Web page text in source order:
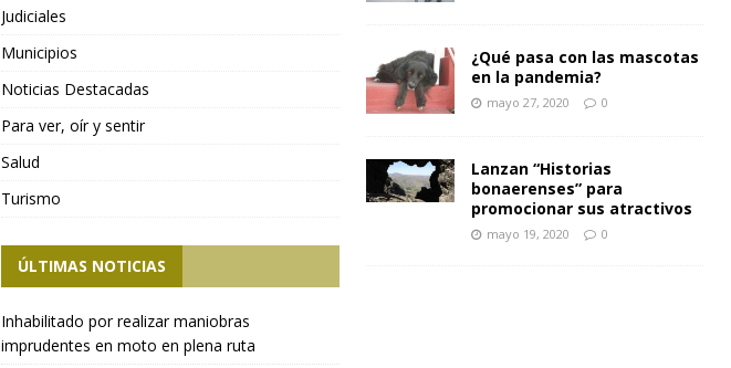
Judiciales
Municipios
Noticias Destacadas
Para ver, oír y sentir
Salud
Turismo
ÚLTIMAS NOTICIAS
Inhabilitado por realizar maniobras
imprudentes en moto en plena ruta
¿Qué pasa con las mascotas
en la pandemia?
mayo 27, 2020 0
Lanzan “Historias
bonaerenses” para
promocionar sus atractivos
mayo 19, 2020 0